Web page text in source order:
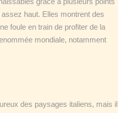
assez haut. Elles montrent des
foule en train de profiter de la
mondiale, notamment
des paysages italiens, mais il